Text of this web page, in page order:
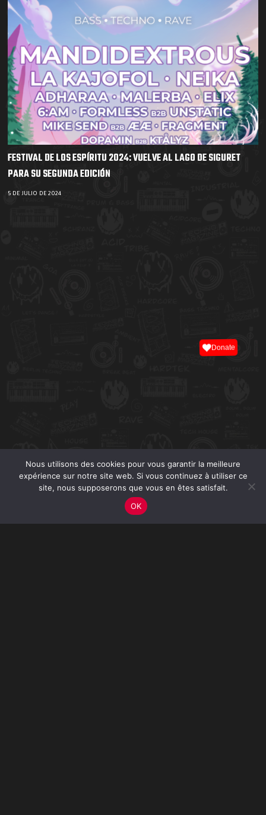
FESTIVAL DE LOS ESPÍRITU 2024: VUELVE AL LAGO DE SIGURET
PARA SU SEGUNDA EDICIÓN
5 DE JULIO DE 2024
Nous utilisons des cookies pour vous garantir la meilleure
expérience sur notre site web. Si vous continuez à utiliser ce
site, nous supposerons que vous en êtes satisfait.
OK
Donate